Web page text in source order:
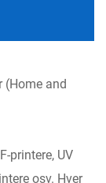
(Home and
printere, UV
osv. Hver